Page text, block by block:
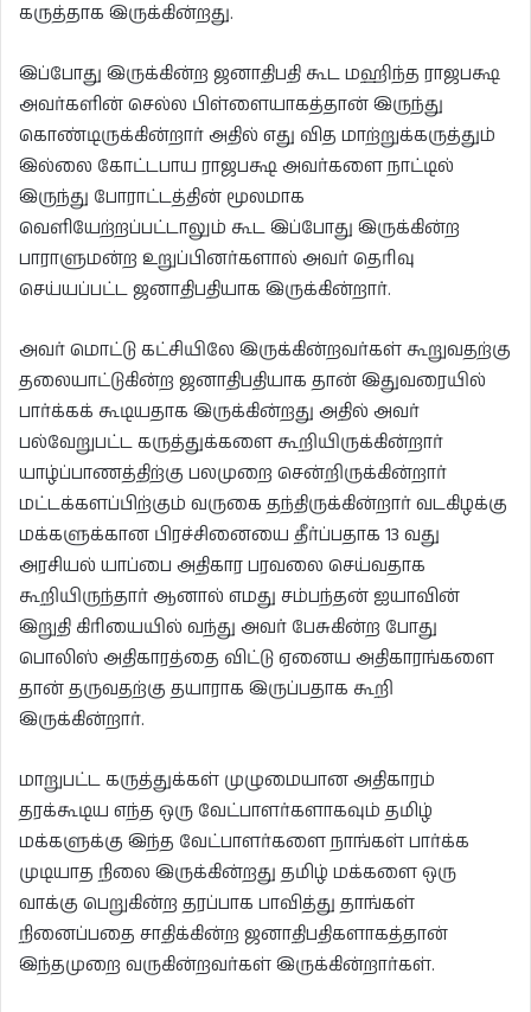
கருத்தாக இருக்கின்றது.
இப்போது இருக்கின்ற ஜனாதிபதி கூட மஹிந்த ராஜபக்ஷ
அவர்களின் செல்ல பிள்ளையாகத்தான் இருந்து
கொண்டிருக்கின்றார் அதில் எது வித மாற்றுக்கருத்தும்
இல்லை கோட்டபாய ராஜபக்ஷ அவர்களை நாட்டில்
இருந்து போராட்டத்தின் மூலமாக
வெளியேற்றப்பட்டாலும் கூட இப்போது இருக்கின்ற
பாராளுமன்ற உறுப்பினர்களால் அவர் தெரிவு
செய்யப்பட்ட ஜனாதிபதியாக இருக்கின்றார்.
அவர் மொட்டு கட்சியிலே இருக்கின்றவர்கள் கூறுவதற்கு
தலையாட்டுகின்ற ஜனாதிபதியாக தான் இதுவரையில்
பார்க்கக் கூடியதாக இருக்கின்றது அதில் அவர்
பல்வேறுபட்ட கருத்துக்களை கூறியிருக்கின்றார்
யாழ்ப்பாணத்திற்கு பலமுறை சென்றிருக்கின்றார்
மட்டக்களப்பிற்கும் வருகை தந்திருக்கின்றார் வடகிழக்கு
மக்களுக்கான பிரச்சினையை தீர்ப்பதாக 13 வது
அரசியல் யாப்பை அதிகார பரவலை செய்வதாக
கூறியிருந்தார் ஆனால் எமது சம்பந்தன் ஐயாவின்
இறுதி கிரியையில் வந்து அவர் பேசுகின்ற போது
பொலிஸ் அதிகாரத்தை விட்டு ஏனைய அதிகாரங்களை
தான் தருவதற்கு தயாராக இருப்பதாக கூறி
இருக்கின்றார்.
மாறுபட்ட கருத்துக்கள் முழுமையான அதிகாரம்
தரக்கூடிய எந்த ஒரு வேட்பாளர்களாகவும் தமிழ்
மக்களுக்கு இந்த வேட்பாளர்களை நாங்கள் பார்க்க
முடியாத நிலை இருக்கின்றது தமிழ் மக்களை ஒரு
வாக்கு பெறுகின்ற தரப்பாக பாவித்து தாங்கள்
நினைப்பதை சாதிக்கின்ற ஜனாதிபதிகளாகத்தான்
இந்தமுறை வருகின்றவர்கள் இருக்கின்றார்கள்.